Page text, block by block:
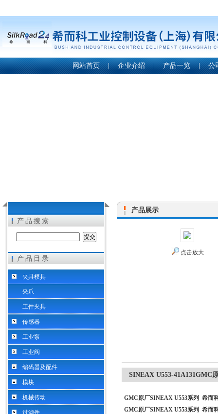
希而科工业控制设备（上海）有限公司
网站首页 | 企业介绍 | 产品一览 | 公
产品搜索
产品目录
夹具模具
夹爪
工件夹具
传感器
工业泵
工业阀
编码器及配件
模块
机械传动
过滤件
产品展示
点击放大
SINEAX U553-41A131GMC
GMC原厂SINEAX U553系列 希而
GMC原厂SINEAX U553系列 希而